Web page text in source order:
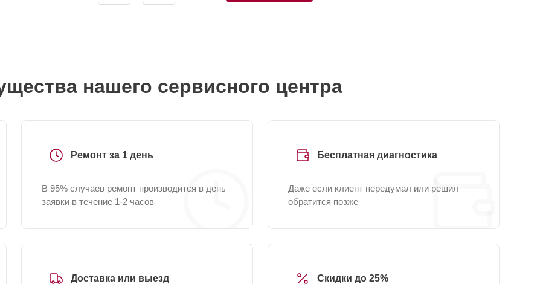
нашего сервисного центра
Ремонт за 1 день
В 95% случаев ремонт производится в день
заявки в течение 1-2 часов
Бесплатная диагностика
Даже если клиент передумал или решил
обратится позже
Доставка или выезд Скидки до 25%